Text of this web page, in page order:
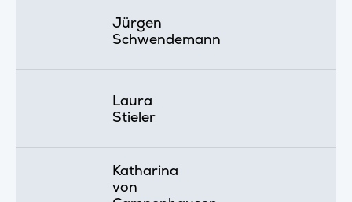
Jürgen
Schwendemann
Laura
Stieler
Katharina
von